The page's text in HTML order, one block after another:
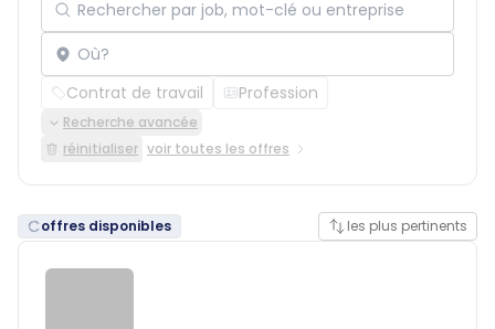
Localisation
Contrat de travail Profession
Recherche avancée
réinitialiser voir toutes les offres
offres disponibles les plus pertinents